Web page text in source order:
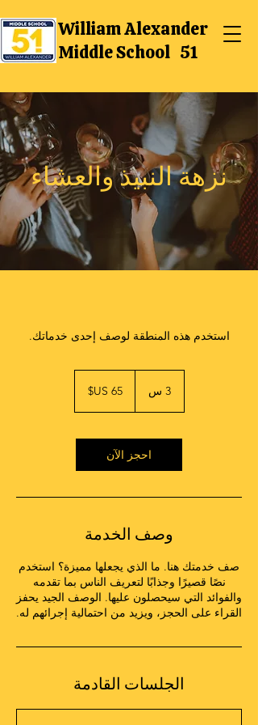
William Alexander
Middle School 51
نزهة النبيذ والعشاء
استخدم هذه المنطقة لوصف إحدى خدماتك.
3 س
أمريكي
‏65 US$
احجز الآن
وصف الخدمة
صف خدمتك هنا. ما الذي يجعلها مميزة؟ استخدم
نصًا قصيرًا وجذابًا لتعريف الناس بما تقدمه
والفوائد التي سيحصلون عليها. الوصف الجيد يحفز
القراء على الحجز، ويزيد من احتمالية إجرائهم له.
الجلسات القادمة